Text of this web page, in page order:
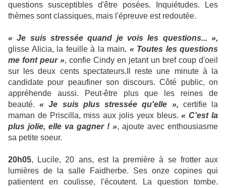
questions susceptibles d'être posées. Inquiétudes. Les
thèmes sont classiques, mais l'épreuve est redoutée.
« Je suis stressée quand je vois les questions... »,
glisse Alicia, la feuille à la main. « Toutes les questions
me font peur », confie Cindy en jetant un bref coup d'oeil
sur les deux cents spectateurs. Il reste une minute à la
candidate pour peaufiner son discours. Côté public, on
appréhende aussi. Peut-être plus que les reines de
beauté.« Je suis plus stressée qu'elle », certifie la
maman de Priscilla, miss aux jolis yeux bleus.« C'est la
plus jolie, elle va gagner ! », ajoute avec enthousiasme
sa petite soeur.
20h05, Lucile, 20 ans, est la première à se frotter aux
lumières de la salle Faidherbe. Ses onze copines qui
patientent en coulisse, l'écoutent. La question tombe.